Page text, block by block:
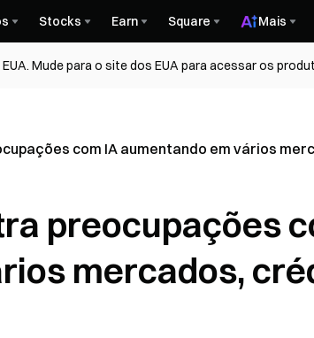
Stocks Earn Square Mais
Mude para o site dos EUA para acessar os
com IA aumentando em vários
preocupações
mercados,